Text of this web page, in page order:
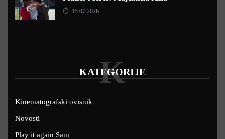
15.07.2026.
KATEGORIJE
K
Kinematografski ovisnik
Novosti
Play it again Sam